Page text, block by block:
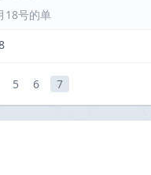
18号的单
5 6 7